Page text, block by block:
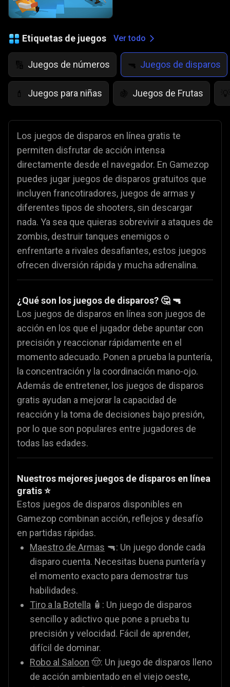
Etiquetas de juegos Ver todo
🔢 Juegos de números 🔫 Juegos de disparos
💄 Juegos para niñas 🍇 Juegos de Frutas 💡
Los juegos de disparos en línea gratis te
permiten disfrutar de acción intensa
directamente desde el navegador. En Gamezop
puedes jugar juegos de disparos gratuitos que
incluyen francotiradores, juegos de armas y
diferentes tipos de shooters, sin descargar
nada. Ya sea que quieras sobrevivir a ataques de
zombis, destruir tanques enemigos o
enfrentarte a rivales desafiantes, estos juegos
ofrecen diversión rápida y mucha adrenalina.
¿Qué son los juegos de disparos? 🤔 🔫
Los juegos de disparos en línea son juegos de
acción en los que el jugador debe apuntar con
precisión y reaccionar rápidamente en el
momento adecuado. Ponen a prueba la puntería,
la concentración y la coordinación mano-ojo.
Además de entretener, los juegos de disparos
gratis ayudan a mejorar la capacidad de
reacción y la toma de decisiones bajo presión,
por lo que son populares entre jugadores de
todas las edades.
Nuestros mejores juegos de disparos en línea
gratis ⭐
Estos juegos de disparos disponibles en
Gamezop combinan acción, reflejos y desafío
en partidas rápidas.
Maestro de Armas 🔫: Un juego donde cada
disparo cuenta. Necesitas buena puntería y
el momento exacto para demostrar tus
habilidades.
Tiro a la Botella 🧴: Un juego de disparos
sencillo y adictivo que pone a prueba tu
precisión y velocidad. Fácil de aprender,
difícil de dominar.
Robo al Saloon 🤠: Un juego de disparos lleno
de acción ambientado en el viejo oeste,